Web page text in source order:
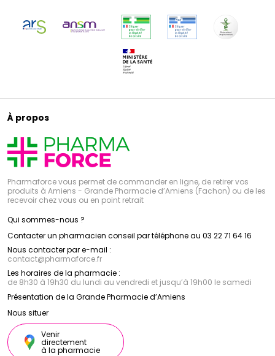
À propos
Pharmaforce vous permet de commander en ligne, de retirer vos
produits à Amiens - Grande Pharmacie d’Amiens (Fachon) ou de les
recevoir chez vous ou en point retrait
Qui sommes-nous ?
Contacter un pharmacien conseil par téléphone au 03 22 71 64 16
Nous contacter par e-mail :
contact@pharmaforce.fr
Les horaires de la pharmacie :
de 8h30 à 19h30 du lundi au vendredi et jusqu’à 19h00 le samedi
Présentation de la Grande Pharmacie d’Amiens
Nous situer
Venir
directement
à la pharmacie